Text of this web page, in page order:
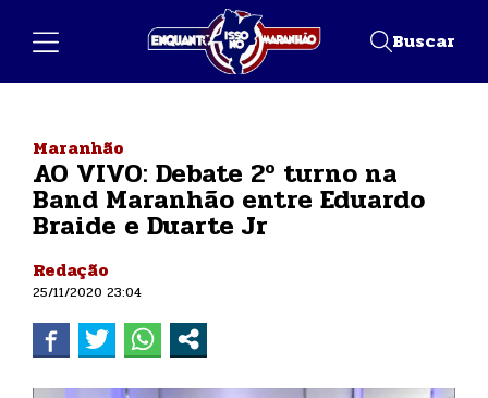
Buscar
Maranhão
AO VIVO: Debate 2º turno na
Band Maranhão entre Eduardo
Braide e Duarte Jr
Redação
25/11/2020 23:04